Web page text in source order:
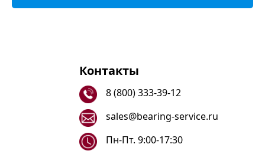
Контакты
8 (800) 333-39-12
sales@bearing-service.ru
Пн-Пт. 9:00-17:30